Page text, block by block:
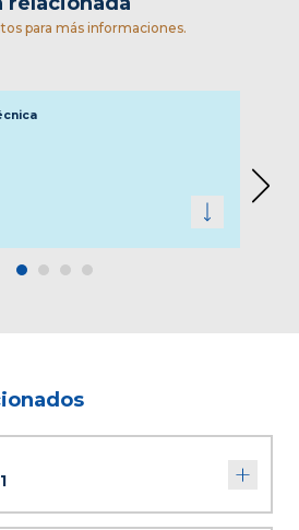
para más informaciones.
▶